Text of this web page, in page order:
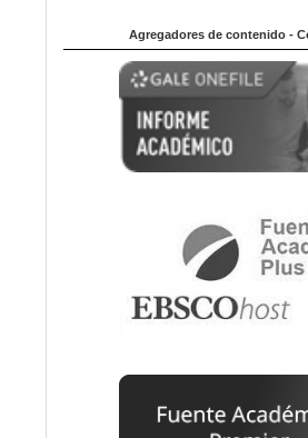
Agregadores de contenido -